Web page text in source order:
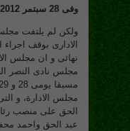
وفى 28 سبتمر 2012:
ولكن لم يلتفت
الادارى بوقف اجراء
نهائى و ان مجلس
مجلس نادى النصر
مجلس الادارة، و
الحق على منصب
عبد الحق واحمد